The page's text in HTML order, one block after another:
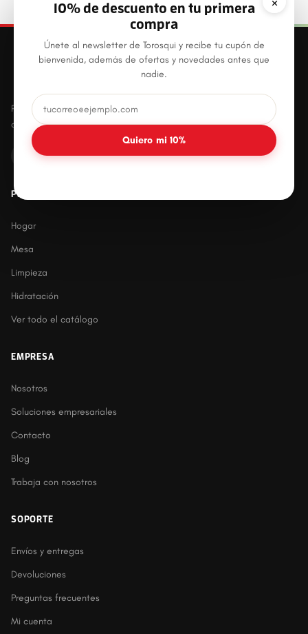
10% de descuento en tu primera
compra
Únete al newsletter de Torosqui y recibe tu cupón de
bienvenida, además de ofertas y novedades antes que
nadie.
Quiero mi 10%
Productos plásticos innovadores, prácticos y
duraderos para el hogar mexicano.
PRODUCTOS
Hogar
Mesa
Limpieza
Hidratación
Ver todo el catálogo
EMPRESA
Nosotros
Soluciones empresariales
Contacto
Blog
Trabaja con nosotros
SOPORTE
Envíos y entregas
Devoluciones
Preguntas frecuentes
Mi cuenta